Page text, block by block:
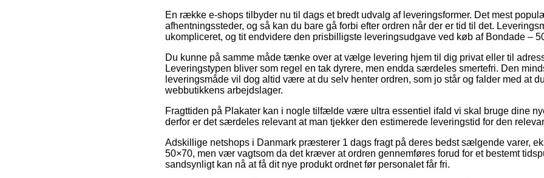
En række e-shops tilbyder nu til dags et bredt udvalg af leveringsformer. Det mest
afhentningssteder, og så kan du bare gå forbi efter ordren når der er tid til det.
ukompliceret, og tit endvidere den prisbilligste leveringsudgave ved køb af Bondade –
Du kunne på samme måde tænke over at vælge levering hjem til dig privat eller til
Leveringstypen bliver som regel en tak dyrere, men endda særdeles smertefri. Den
leveringsmåde vil dog altid være at du selv henter ordren, som jo står og falder med at
webbutikkens arbejdslager.
Fragttiden på Plakater kan i nogle tilfælde være ultra essentiel ifald vi skal bruge dine
derfor er det særdeles relevant at man tjekker den estimerede leveringstid for den
Adskillige netshops i Danmark præsterer 1 dags fragt på deres bedst sælgende varer,
50×70, men vær vagtsom da det kræver at ordren gennemføres forud for et bestemt
sandsynligt kan nå at få dit nye produkt ordnet før personalet får fri.